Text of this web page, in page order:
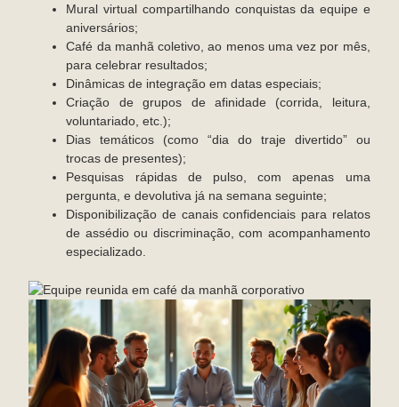
Mural virtual compartilhando conquistas da equipe e
aniversários;
Café da manhã coletivo, ao menos uma vez por mês,
para celebrar resultados;
Dinâmicas de integração em datas especiais;
Criação de grupos de afinidade (corrida, leitura,
voluntariado, etc.);
Dias temáticos (como “dia do traje divertido” ou
trocas de presentes);
Pesquisas rápidas de pulso, com apenas uma
pergunta, e devolutiva já na semana seguinte;
Disponibilização de canais confidenciais para relatos
de assédio ou discriminação, com acompanhamento
especializado.